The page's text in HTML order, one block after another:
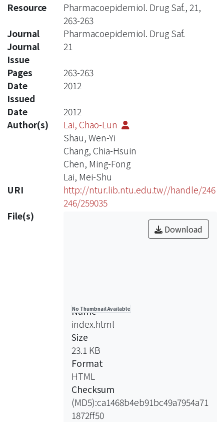
Resource
Pharmacoepidemiol. Drug Saf., 21,
263-263
Journal
Pharmacoepidemiol. Drug Saf.
Journal
Issue
21
Pages
263-263
Date
Issued
2012
Date
2012
Author(s)
Lai, Chao-Lun
Shau, Wen-Yi
Chang, Chia-Hsuin
Chen, Ming-Fong
Lai, Mei-Shu
URI
http://ntur.lib.ntu.edu.tw//handle/246
246/259035
File(s)
No Thumbnail Available
Download
Name
index.html
Size
23.1 KB
Format
HTML
Checksum
(MD5):ca1468b4eb91bc49a7954a71
1872ff50